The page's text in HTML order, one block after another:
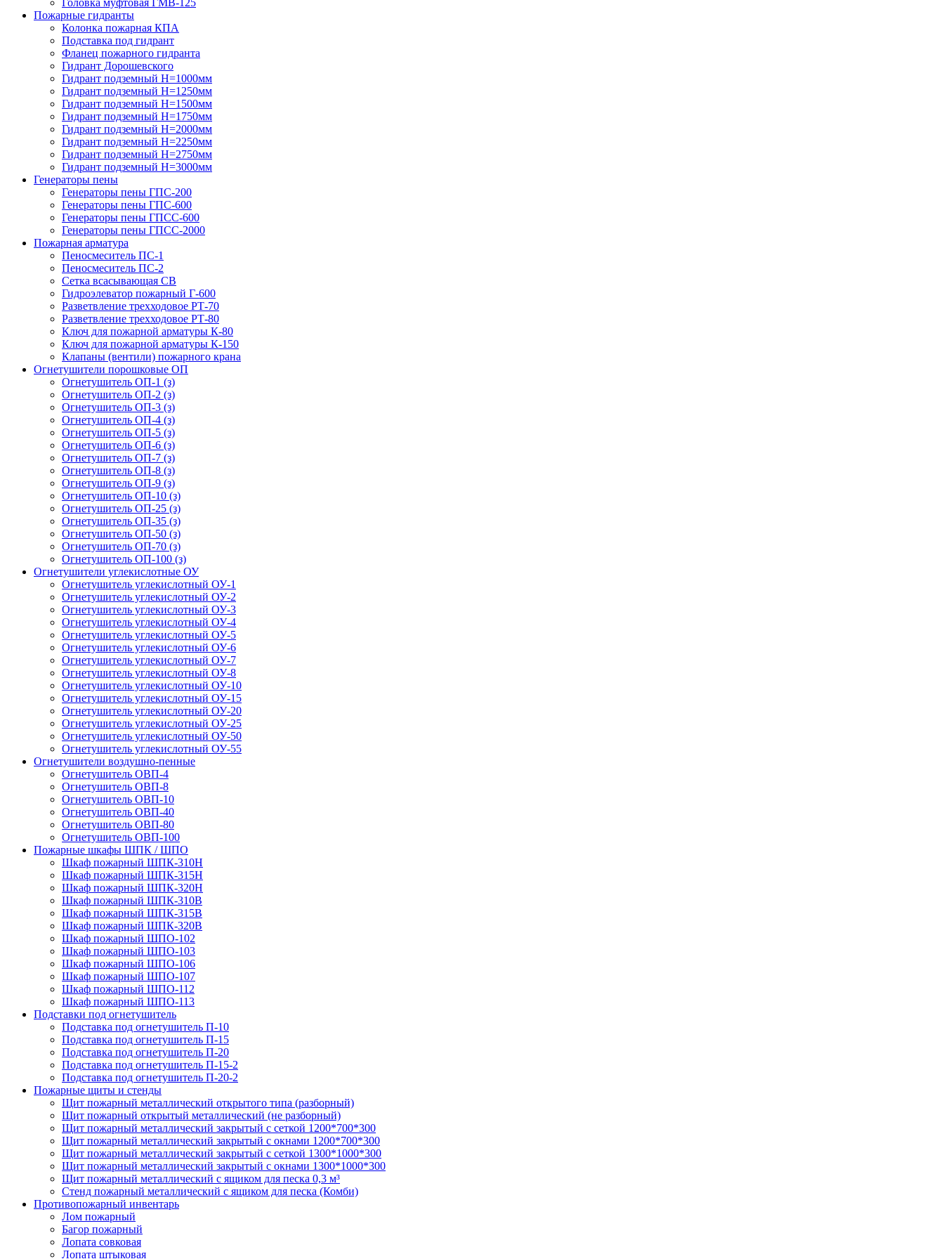
Головка муфтовая ГМВ-125
Пожарные гидранты
Колонка пожарная КПА
Подставка под гидрант
Фланец пожарного гидранта
Гидрант Дорошевского
Гидрант подземный H=1000мм
Гидрант подземный H=1250мм
Гидрант подземный H=1500мм
Гидрант подземный H=1750мм
Гидрант подземный H=2000мм
Гидрант подземный H=2250мм
Гидрант подземный H=2750мм
Гидрант подземный H=3000мм
Генераторы пены
Генераторы пены ГПС-200
Генераторы пены ГПС-600
Генераторы пены ГПСС-600
Генераторы пены ГПСС-2000
Пожарная арматура
Пеносмеситель ПС-1
Пеносмеситель ПС-2
Сетка всасывающая СВ
Гидроэлеватор пожарный Г-600
Разветвление трехходовое РТ-70
Разветвление трехходовое РТ-80
Ключ для пожарной арматуры К-80
Ключ для пожарной арматуры К-150
Клапаны (вентили) пожарного крана
Огнетушители порошковые ОП
Огнетушитель ОП-1 (з)
Огнетушитель ОП-2 (з)
Огнетушитель ОП-3 (з)
Огнетушитель ОП-4 (з)
Огнетушитель ОП-5 (з)
Огнетушитель ОП-6 (з)
Огнетушитель ОП-7 (з)
Огнетушитель ОП-8 (з)
Огнетушитель ОП-9 (з)
Огнетушитель ОП-10 (з)
Огнетушитель ОП-25 (з)
Огнетушитель ОП-35 (з)
Огнетушитель ОП-50 (з)
Огнетушитель ОП-70 (з)
Огнетушитель ОП-100 (з)
Огнетушители углекислотные ОУ
Огнетушитель углекислотный ОУ-1
Огнетушитель углекислотный ОУ-2
Огнетушитель углекислотный ОУ-3
Огнетушитель углекислотный ОУ-4
Огнетушитель углекислотный ОУ-5
Огнетушитель углекислотный ОУ-6
Огнетушитель углекислотный ОУ-7
Огнетушитель углекислотный ОУ-8
Огнетушитель углекислотный ОУ-10
Огнетушитель углекислотный ОУ-15
Огнетушитель углекислотный ОУ-20
Огнетушитель углекислотный ОУ-25
Огнетушитель углекислотный ОУ-50
Огнетушитель углекислотный ОУ-55
Огнетушители воздушно-пенные
Огнетушитель ОВП-4
Огнетушитель ОВП-8
Огнетушитель ОВП-10
Огнетушитель ОВП-40
Огнетушитель ОВП-80
Огнетушитель ОВП-100
Пожарные шкафы ШПК / ШПО
Шкаф пожарный ШПК-310Н
Шкаф пожарный ШПК-315Н
Шкаф пожарный ШПК-320Н
Шкаф пожарный ШПК-310В
Шкаф пожарный ШПК-315В
Шкаф пожарный ШПК-320В
Шкаф пожарный ШПО-102
Шкаф пожарный ШПО-103
Шкаф пожарный ШПО-106
Шкаф пожарный ШПО-107
Шкаф пожарный ШПО-112
Шкаф пожарный ШПО-113
Подставки под огнетушитель
Подставка под огнетушитель П-10
Подставка под огнетушитель П-15
Подставка под огнетушитель П-20
Подставка под огнетушитель П-15-2
Подставка под огнетушитель П-20-2
Пожарные щиты и стенды
Щит пожарный металлический открытого типа (разборный)
Щит пожарный открытый металлический (не разборный)
Щит пожарный металлический закрытый с сеткой 1200*700*300
Щит пожарный металлический закрытый с окнами 1200*700*300
Щит пожарный металлический закрытый с сеткой 1300*1000*300
Щит пожарный металлический закрытый с окнами 1300*1000*300
Щит пожарный металлический с ящиком для песка 0,3 м³
Стенд пожарный металлический с ящиком для песка (Комби)
Противопожарный инвентарь
Лом пожарный
Багор пожарный
Лопата совковая
Лопата штыковая